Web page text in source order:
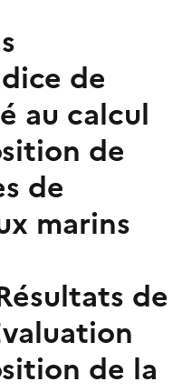
de
au calcul
de
de
marins
de
de la